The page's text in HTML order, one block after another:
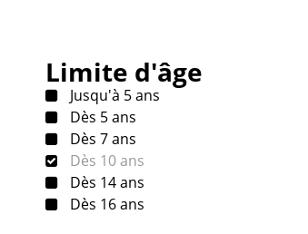
Limite d'âge
Jusqu'à 5 ans
Dès 5 ans
Dès 7 ans
Dès 10 ans
Dès 14 ans
Dès 16 ans